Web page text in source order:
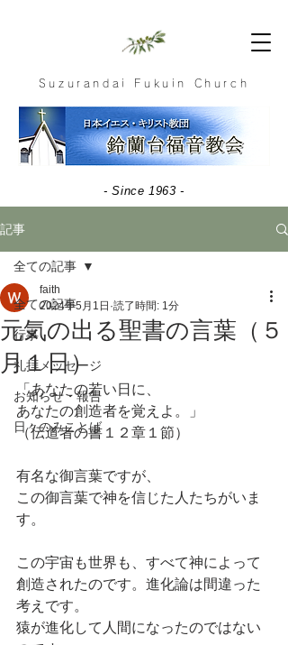
Suzurandai Fukuin Church
- Since 1963 -
記事
全ての記事
行事
礼拝メッセージ
お知らせ・報告
日々のみことば
全ての記事
元気の出る聖書の言葉（５
月１日）
faith
2024年5月1日 読了時間: 1分
「あなたの若い日に、
あなたの創造者を覚えよ。」
（伝道者の書１２章１節）
有名な御言葉ですが、
この御言葉で神を信じた人たちがいま
す。
この宇宙も世界も、すべて神によって
創造されたのです。進化論は間違った
考えです。
猿が進化して人間になったのではない